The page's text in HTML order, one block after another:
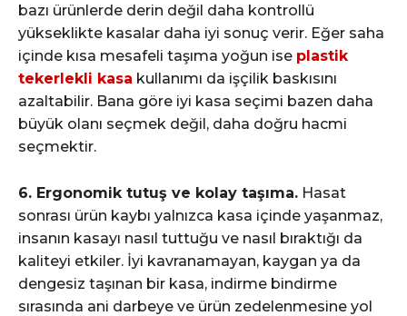
bazı ürünlerde derin değil daha kontrollü
yükseklikte kasalar daha iyi sonuç verir. Eğer saha
içinde kısa mesafeli taşıma yoğun ise plastik
tekerlekli kasa kullanımı da işçilik baskısını
azaltabilir. Bana göre iyi kasa seçimi bazen daha
büyük olanı seçmek değil, daha doğru hacmi
seçmektir.
6. Ergonomik tutuş ve kolay taşıma. Hasat
sonrası ürün kaybı yalnızca kasa içinde yaşanmaz,
insanın kasayı nasıl tuttuğu ve nasıl bıraktığı da
kaliteyi etkiler. İyi kavranamayan, kaygan ya da
dengesiz taşınan bir kasa, indirme bindirme
sırasında ani darbeye ve ürün zedelenmesine yol